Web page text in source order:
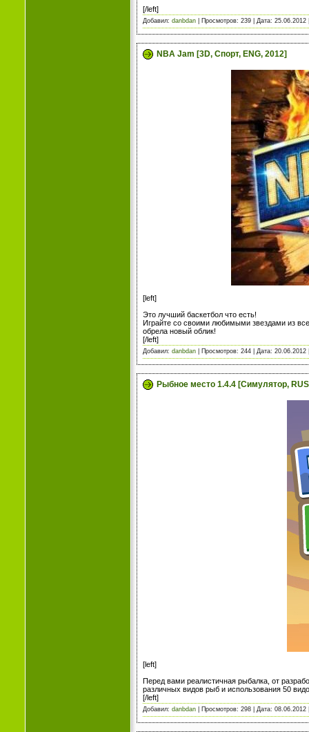
[/left]
Добавил: danbdan | Просмотров: 239 | Дата: 25.06.2012
NBA Jam [3D, Спорт, ENG, 2012]
[left]
Это лучший баскетбол что есть!
Играйте со своими любимыми звездами из
обрела новый облик!
[/left]
Добавил: danbdan | Просмотров: 244 | Дата: 20.06.2012
Рыбное место 1.4.4 [Симулятор,
[left]
Перед вами реалистичная рыбалка, от
различных видов рыб и использования 50
[/left]
Добавил: danbdan | Просмотров: 298 | Дата: 08.06.2012